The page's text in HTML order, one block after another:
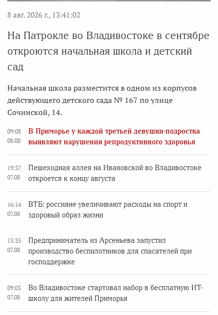
8 авг. 2026 г., 13:41:02
На Патрокле во Владивостоке в сентябре
откроются начальная школа и детский
сад
Начальная школа разместится в одном из корпусов
действующего детского сада № 167 по улице
Сочинской, 14.
09:08
08.08
В Приморье у каждой третьей девушки-подростка
выявляют нарушения репродуктивного здоровья
19:37
07.08
Пешеходная аллея на Ивановской во Владивостоке
откроется к концу августа
16:14
07.08
ВТБ: россияне увеличивают расходы на спорт и
здоровый образ жизни
13:35
07.08
Предприниматель из Арсеньева запустил
производство беспилотников для спасателей при
господдержке
09:03
07.08
Во Владивостоке стартовал набор в бесплатную ИТ-
школу для жителей Приморья